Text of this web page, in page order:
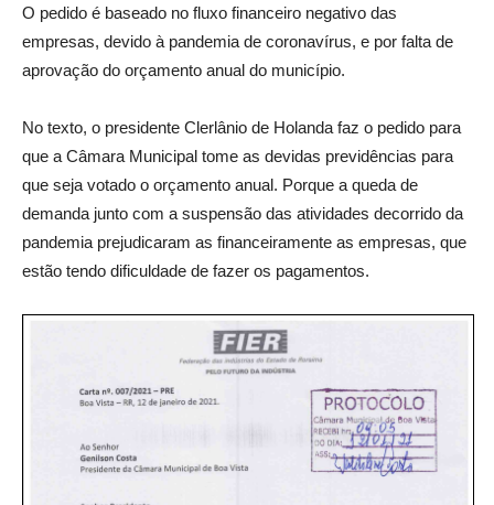
O pedido é baseado no fluxo financeiro negativo das
empresas, devido à pandemia de coronavírus, e por falta de
aprovação do orçamento anual do município.
No texto, o presidente Clerlânio de Holanda faz o pedido para
que a Câmara Municipal tome as devidas previdências para
que seja votado o orçamento anual. Porque a queda de
demanda junto com a suspensão das atividades decorrido da
pandemia prejudicaram as financeiramente as empresas, que
estão tendo dificuldade de fazer os pagamentos.